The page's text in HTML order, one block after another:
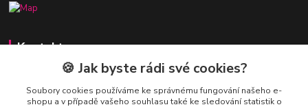
Kontakty
Jitka Vlasáková
281 916 793
Po-Čt 8-16:30, Pá 8-14:30
🍪 Jak byste rádi své cookies?
Soubory cookies používáme ke správnému fungování našeho e-
shopu a v případě vašeho souhlasu také ke sledování statistik o